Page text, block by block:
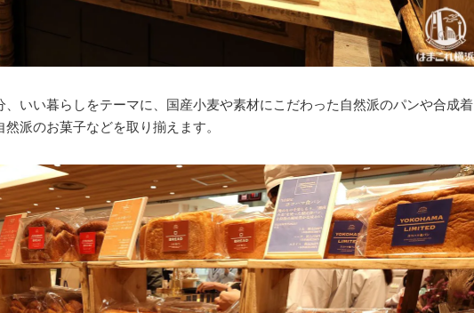
、いい暮らしをテーマに、国産小麦や素材にこだわった自然派のパンや合成着
派のお菓子などを取り揃えます。